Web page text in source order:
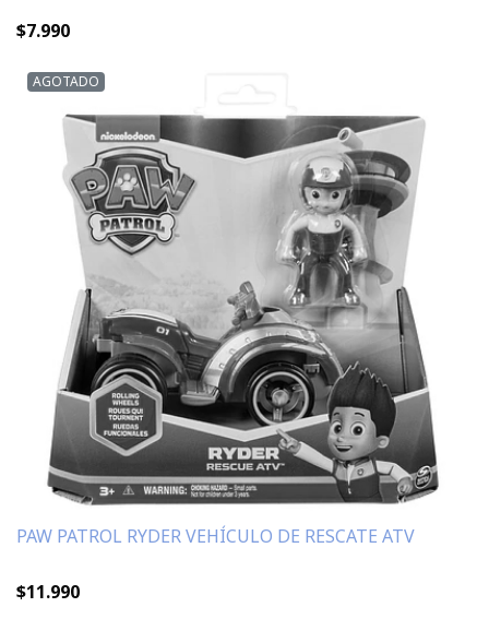
$7.990
AGOTADO
PAW PATROL RYDER VEHÍCULO DE RESCATE ATV
$11.990